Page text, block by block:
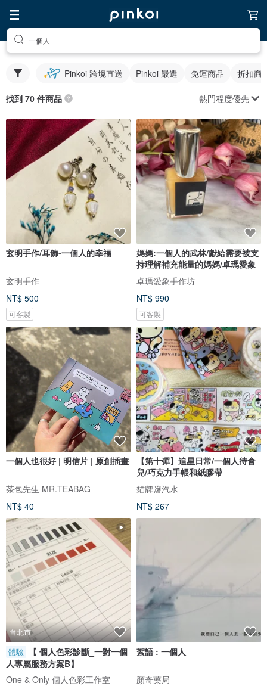
一個人
Pinkoi 跨境直送 Pinkoi 嚴選 免運商品 折扣商
找到 70 件商品 熱門程度優先
玄明手作/耳飾-一個人的幸福
玄明手作
NT$ 500
可客製
媽媽:一個人的武林/獻給需要被支
持理解補充能量的媽媽/卓瑪愛象
卓瑪愛象手作坊
NT$ 990
可客製
一個人也很好 | 明信片 | 原創插畫
茶包先生 MR.TEABAG
NT$ 40
【第十彈】追星日常/一個人待會
兒/巧克力手帳和紙膠帶
貓牌鹽汽水
NT$ 267
台北市
體驗
【 個人色彩診斷_一對一個
人專屬服務方案B】
One & Only 個人色彩工作室
絮語 : 一個人
顏奇藥局